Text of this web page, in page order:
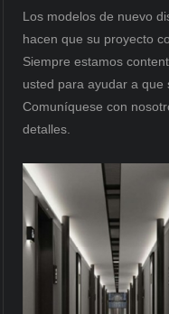
Los modelos de nuevo
hacen que su proyecto
Siempre estamos
usted para ayudar a que
Comuníquese con
detalles.